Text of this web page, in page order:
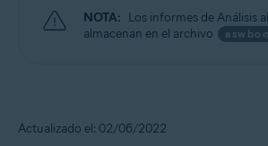
NOTA: Los informes de Análisis
almacenan en el archivo
Actualizado el: 02/06/2022